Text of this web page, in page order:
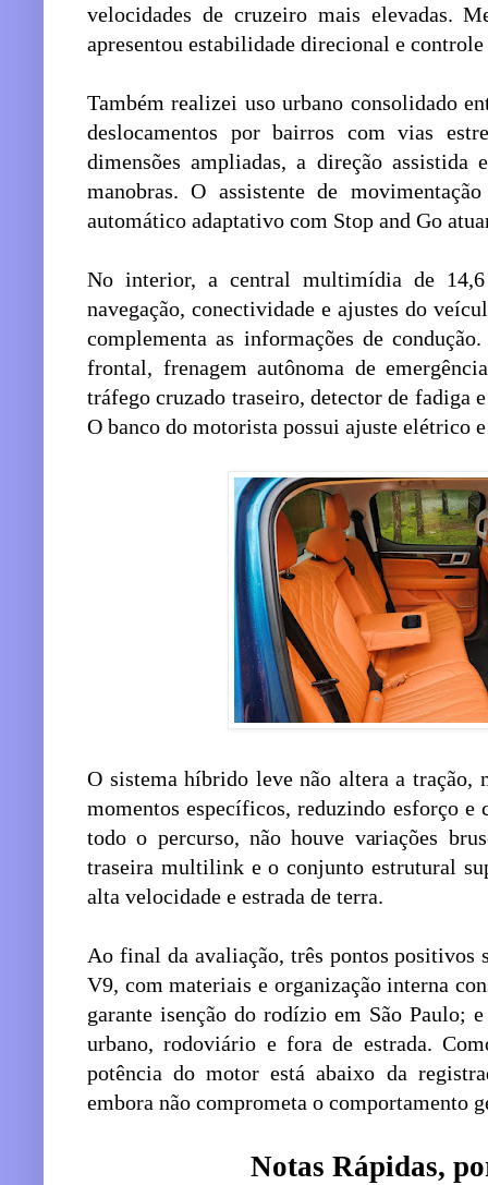
velocidades de cruzeiro mais elevadas.
apresentou estabilidade direcional e
Também realizei uso urbano consolidado
deslocamentos por bairros com vias
dimensões ampliadas, a direção
manobras. O assistente de
automático adaptativo com Stop and Go
No interior, a central multimídia de 14,6
navegação, conectividade e ajustes do
complementa as informações de
frontal, frenagem autônoma de
tráfego cruzado traseiro, detector de fadiga
O banco do motorista possui ajuste elétrico
O sistema híbrido leve não altera a tração,
momentos específicos, reduzindo esforço
todo o percurso, não houve variações
traseira multilink e o conjunto estrutural
alta velocidade e estrada de terra.
Ao final da avaliação, três pontos positivos
V9, com materiais e organização interna
garante isenção do rodízio em São Paulo;
urbano, rodoviário e fora de estrada.
potência do motor está abaixo da
embora não comprometa o comportamento
Notas Rápidas,